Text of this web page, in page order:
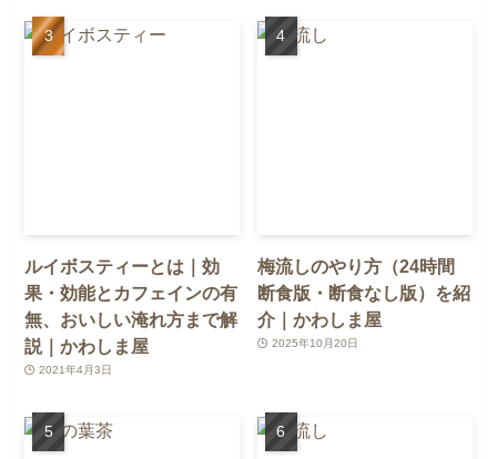
ルイボスティーとは｜効
果・効能とカフェインの有
無、おいしい淹れ方まで解
説｜かわしま屋
2021年4月3日
梅流しのやり方（24時間
断食版・断食なし版）を紹
介｜かわしま屋
2025年10月20日